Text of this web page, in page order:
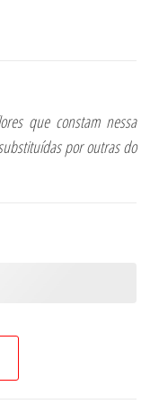
que constam nessa
por outras do